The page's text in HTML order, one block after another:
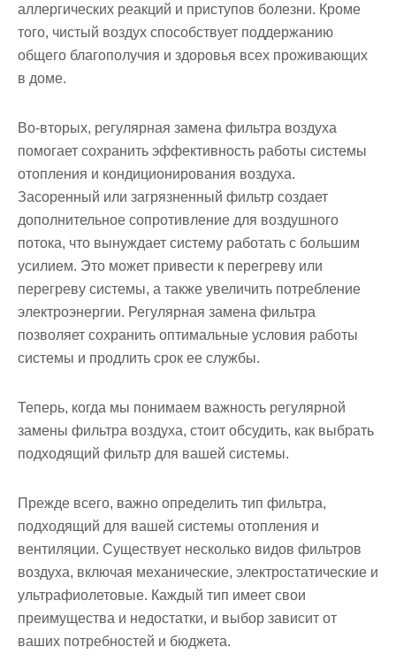
аллергических реакций и приступов болезни. Кроме
того, чистый воздух способствует поддержанию
общего благополучия и здоровья всех проживающих
в доме.
Во-вторых, регулярная замена фильтра воздуха
помогает сохранить эффективность работы системы
отопления и кондиционирования воздуха.
Засоренный или загрязненный фильтр создает
дополнительное сопротивление для воздушного
потока, что вынуждает систему работать с большим
усилием. Это может привести к перегреву или
перегреву системы, а также увеличить потребление
электроэнергии. Регулярная замена фильтра
позволяет сохранить оптимальные условия работы
системы и продлить срок ее службы.
Теперь, когда мы понимаем важность регулярной
замены фильтра воздуха, стоит обсудить, как выбрать
подходящий фильтр для вашей системы.
Прежде всего, важно определить тип фильтра,
подходящий для вашей системы отопления и
вентиляции. Существует несколько видов фильтров
воздуха, включая механические, электростатические и
ультрафиолетовые. Каждый тип имеет свои
преимущества и недостатки, и выбор зависит от
ваших потребностей и бюджета.